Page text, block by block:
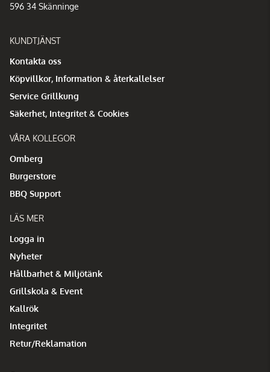
596 34 Skänninge
KUNDTJÄNST
Kontakta oss
Köpvillkor, Information & återkallelser
Service Grillkung
Säkerhet, Integritet & Cookies
VÅRA KOLLEGOR
Omberg
Burgerstore
BBQ Support
LÄS MER
Logga in
Nyheter
Hållbarhet & Miljötänk
Grillskola & Event
Kallrök
Integritet
Retur/Reklamation